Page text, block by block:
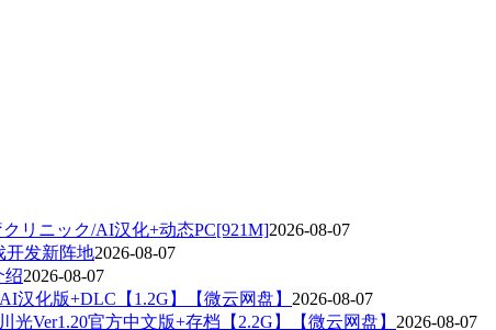
リニック/AI汉化+动态PC[921M]2026-08-07
开发新阵地2026-08-07
绍2026-08-07
汉化版+DLC【1.2G】【微云网盘】 2026-08-07
光Ver1.20官方中文版+存档【2.2G】【微云网盘】 2026-08-07